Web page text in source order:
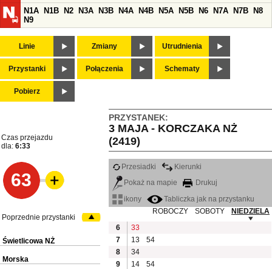
N1A
N1B N2 N3A N3B N4A N4B N5A N5B N6 N7A N7B
N8
N9
Linie Zmiany Utrudnienia
Przystanki Połączenia Schematy
Pobierz
PRZYSTANEK:
3 MAJA - KORCZAKA NŻ
(2419)
Czas przejazdu
dla: 6:33
63
Przesiadki
Kierunki
Pokaż na mapie
Drukuj
ikony
Tabliczka jak na przystanku
ROBOCZY
SOBOTY
NIEDZIELA
6
33
7
13
54
8
34
9
14
54
Poprzednie przystanki
Świetlicowa NŻ
Morska